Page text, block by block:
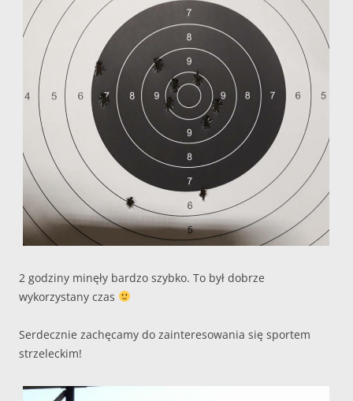
2 godziny minęły bardzo szybko. To był dobrze
wykorzystany czas
Serdecznie zachęcamy do zainteresowania się sportem
strzeleckim!